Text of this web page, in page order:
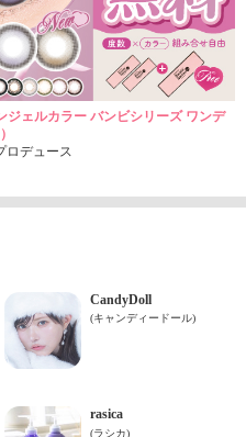
ェルカラー バンビシリーズ ワンデ
ロデュース